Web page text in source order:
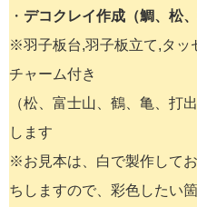
・ デコクレイ作成（鯛、松、
※羽子板台,羽子板立て,タッ
チャーム付き
（松、富士山、鶴、亀、打
します
※お見本は、白で製作して
ちしますので、彩色したい